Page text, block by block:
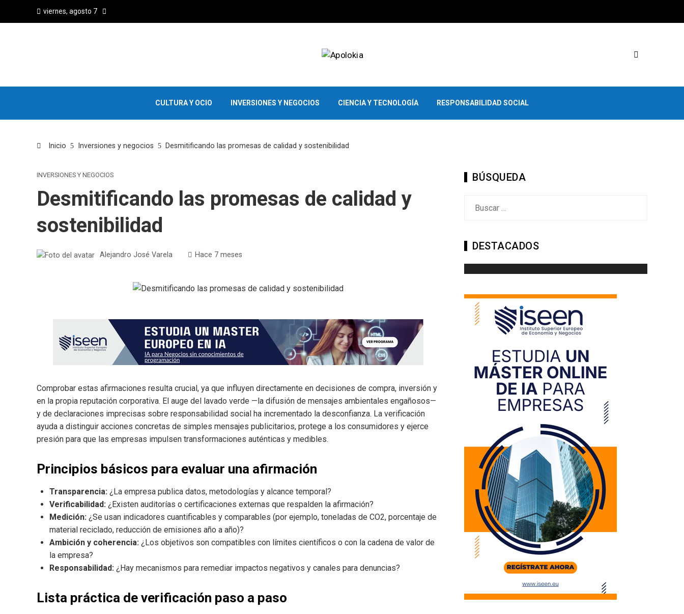
viernes, agosto 7
CULTURA Y OCIO INVERSIONES Y NEGOCIOS CIENCIA Y TECNOLOGÍA RESPONSABILIDAD SOCIAL
Inicio Inversiones y negocios Desmitificando las promesas de calidad y sostenibilidad
INVERSIONES Y NEGOCIOS
Desmitificando las promesas de calidad y
sostenibilidad
Alejandro José Varela Hace 7 meses
Comprobar estas afirmaciones resulta crucial, ya que influyen directamente en decisiones de compra, inversión y
en la propia reputación corporativa. El auge del lavado verde —la difusión de mensajes ambientales engañosos—
y de declaraciones imprecisas sobre responsabilidad social ha incrementado la desconfianza. La verificación
ayuda a distinguir acciones concretas de simples mensajes publicitarios, protege a los consumidores y ejerce
presión para que las empresas impulsen transformaciones auténticas y medibles.
Principios básicos para evaluar una afirmación
Transparencia: ¿La empresa publica datos, metodologías y alcance temporal?
Verificabilidad: ¿Existen auditorías o certificaciones externas que respalden la afirmación?
Medición: ¿Se usan indicadores cuantificables y comparables (por ejemplo, toneladas de CO2, porcentaje de
material reciclado, reducción de emisiones año a año)?
Ambición y coherencia: ¿Los objetivos son compatibles con límites científicos o con la cadena de valor de
la empresa?
Responsabilidad: ¿Hay mecanismos para remediar impactos negativos y canales para denuncias?
Lista práctica de verificación paso a paso
BÚSQUEDA
DESTACADOS